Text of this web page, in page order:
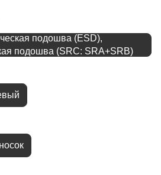
подошва (ESD),
подошва (SRC: SRA+SRB)